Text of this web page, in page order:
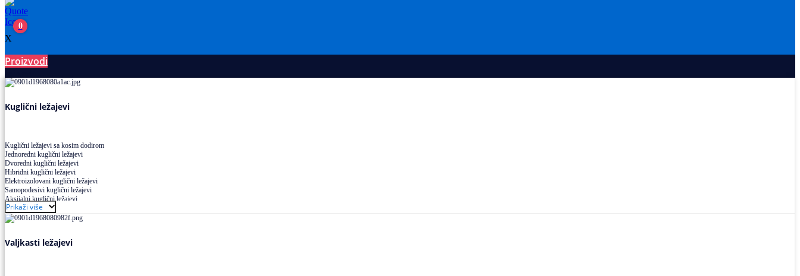
0
X
Proizvodi
Kuglični ležajevi
Kuglični ležajevi sa kosim dodirom
Jednoredni kuglični ležajevi
Dvoredni kuglični ležajevi
Hibridni kuglični ležajevi
Elektroizolovani kuglični ležajevi
Samopodesivi kuglični ležajevi
Aksijalni kuglični ležajevi
Kuglični ležajevi od nerđajućeg čelika
Prikaži više
Valjkasti ležajevi